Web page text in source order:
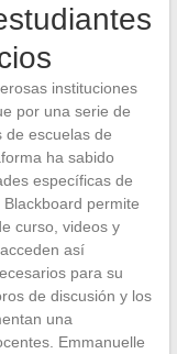
instituciones
por una serie de
de escuelas de
ha sabido
específicas de
Blackboard permite
curso, videos y
así
para su
de discusión y los
una
Emmanuelle